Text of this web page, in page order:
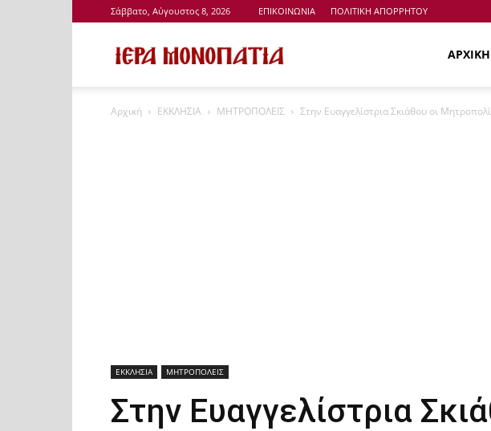
Σάββατο, Αύγουστος 8, 2026 ΕΠΙΚΟΙΝΩΝΙΑ ΠΟΛΙΤΙΚΗ ΑΠΟΡΡΗΤΟΥ
Μονοπάτια
ΑΡΧΙΚΗ
Αρχική ΕΚΚΛΗΣΙΑ ΜΗΤΡΟΠΟΛΕΙΣ Στην Ευαγγελίστρια Σκιάθου οι
ΕΚΚΛΗΣΙΑ ΜΗΤΡΟΠΟΛΕΙΣ
Στην Ευαγγελίστρια